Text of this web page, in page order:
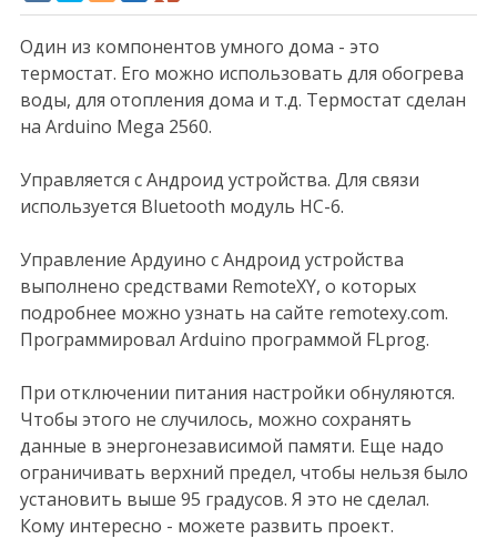
Один из компонентов умного дома - это
термостат. Его можно использовать для обогрева
воды, для отопления дома и т.д. Термостат сделан
на Arduino Mega 2560.
Управляется с Андроид устройства. Для связи
используется Bluetooth модуль HC-6.
Управление Aрдуино с Андроид устройства
выполнено средствами RemoteXY, о которых
подробнее можно узнать на сайте remotexy.com.
Программировал Arduino программой FLprog.
При отключении питания настройки обнуляются.
Чтобы этого не случилось, можно сохранять
данные в энергонезависимой памяти. Еще надо
ограничивать верхний предел, чтобы нельзя было
установить выше 95 градусов. Я это не сделал.
Кому интересно - можете развить проект.